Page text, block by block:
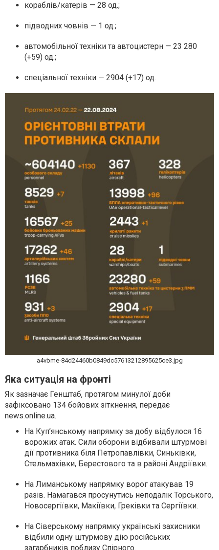
кораблів/катерів — 28 од.;
підводних човнів — 1 од.;
автомобільної техніки та автоцистерн — 23 280
(+59) од.;
спеціальної техніки — 2904 (+17) од.
a4vbme-84d24460b0849dc57613212895625ce3.jpg
Яка ситуація на фронті
Як зазначає Генштаб, протягом минулої доби
зафіксовано 134 бойових зіткнення, передає
news.online.ua.
На Куп’янському напрямку за добу відбулося 16
ворожих атак. Сили оборони відбивали штурмові
дії противника біля Петропавлівки, Синьківки,
Стельмахівки, Берестового та в районі Андріївки.
На Лиманському напрямку ворог атакував 19
разів. Намагався просунутись неподалік Торського,
Новосергіївки, Макіївки, Греківки та Сергіївки.
На Сіверському напрямку українські захисники
відбили одну штурмову дію російських
загарбників поблизу Спірного.